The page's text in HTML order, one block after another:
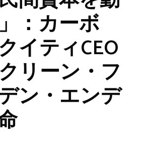
：カーボ
イティCEO
リーン・フ
ン・エンデ